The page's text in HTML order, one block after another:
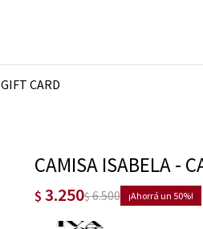
GIFT CARD
CAMISA ISABELA -
$ 3.250$6.500 50